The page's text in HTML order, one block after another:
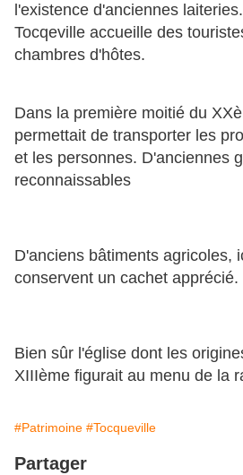
l'existence d'anciennes
Tocqeville accueille des
chambres d'hôtes.
Dans la première moitié du
permettait de transporter les
et les personnes. D'anciennes
reconnaissables
D'anciens bâtiments agricoles,
conservent un cachet apprécié.
Bien sûr l'église dont les
XIIIème figurait au menu de la
#Patrimoine #Tocqueville
Partager